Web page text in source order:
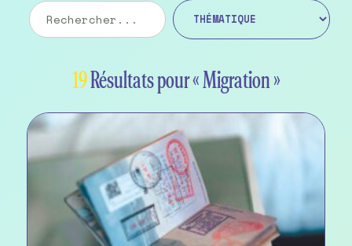
19Résultats pour « Migration »